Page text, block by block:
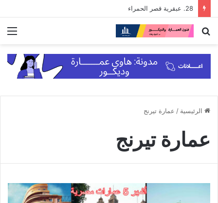
28. عبقرية قصر الحمراء
بحث
الرئيسية / عمارة تيرنج
عمارة تيرنج